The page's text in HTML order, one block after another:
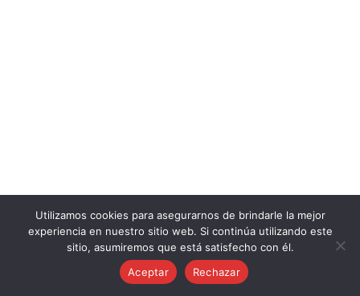
Utilizamos cookies para asegurarnos de brindarle la mejor
experiencia en nuestro sitio web. Si continúa utilizando este
sitio, asumiremos que está satisfecho con él.
Aceptar
Rechazar